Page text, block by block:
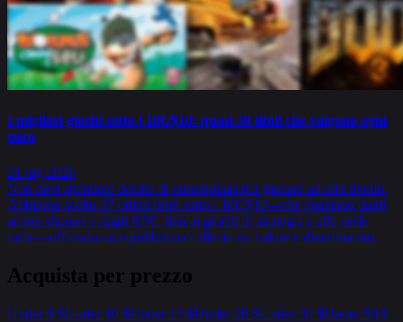
I migliori giochi sotto i 10€/$10: quasi 30 titoli che valgono ogni
euro
21 lug 2026
Non devi spendere decine di euro/dollari per giocare ad alto livello.
Abbiamo scelto 27 ottimi titoli sotto i 10€/$10—che spaziano dagli
action shooter e dagli RPG fino ai giochi di strategia e alle perle
indie—offrendo un equilibrio eccellente tra valore e divertimento.
Acquista per prezzo
Under 5 $Under 10 $Under 15 $Under 20 $Under 30 $Under 50 $